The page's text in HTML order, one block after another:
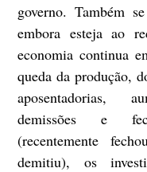
governo. Também
embora esteja ao
economia continua
queda da produção,
aposentadorias,
demissões e
(recentemente
demitiu), os